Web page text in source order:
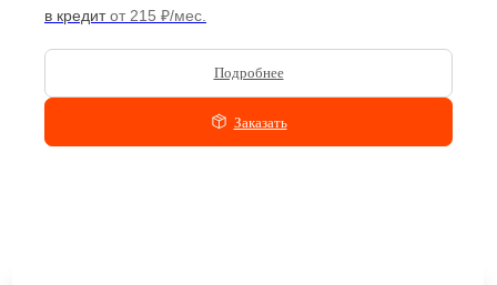
в кредитот 215 ₽/мес.
Подробнее
Заказать